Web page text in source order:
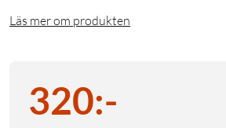
Läs mer om produkten
320:-